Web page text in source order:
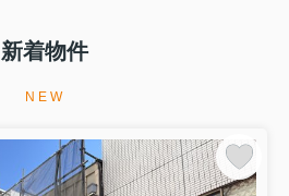
新着物件
NEW